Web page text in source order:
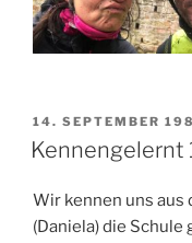
VERÖFFENTLICHT
AM
14. SEPTEMBER
Kennengelernt
Wir kennen uns aus
(Daniela) die